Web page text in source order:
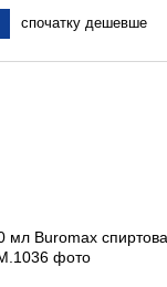
спочатку дешевше